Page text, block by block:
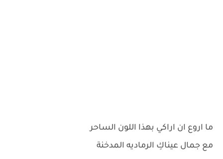
ما اروع ان اراكي بهذا اللون الساحر
مع جمال عيناكِ الرماديه المدخنة